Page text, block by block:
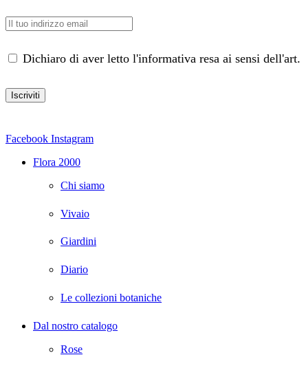
Dichiaro di aver letto l'informativa resa ai sensi dell'art.
Facebook Instagram
Flora 2000
Chi siamo
Vivaio
Giardini
Diario
Le collezioni botaniche
Dal nostro catalogo
Rose